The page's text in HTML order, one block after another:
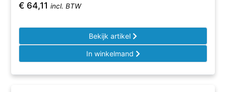
€ 64,11 incl. BTW
Bekijk artikel
In winkelmand